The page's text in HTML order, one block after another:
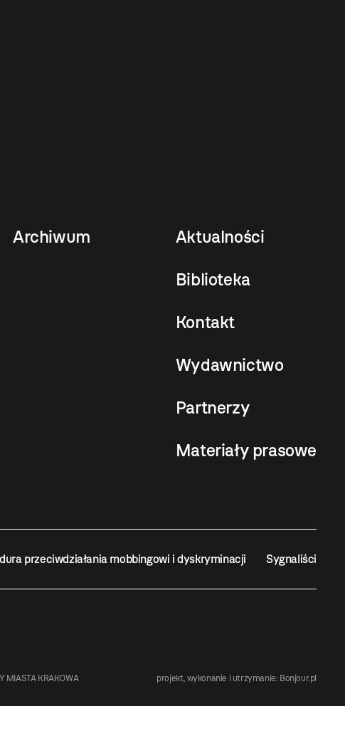
Archiwum Aktualności
Biblioteka
Kontakt
Wydawnictwo
Partnerzy
Materiały prasowe
przeciwdziałania mobbingowi i dyskryminacji Sygnaliści
MIASTA KRAKOWA projekt, wykonanie i utrzymanie: Bonjour.pl